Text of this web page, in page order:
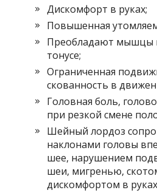
Дискомфорт в руках;
Повышенная
Преобладают мышцы
тонусе;
Ограниченная
скованность в
Головная боль,
при резкой смене
Шейный лордоз
наклонами головы
шее, нарушением
шеи, мигренью,
дискомфортом в